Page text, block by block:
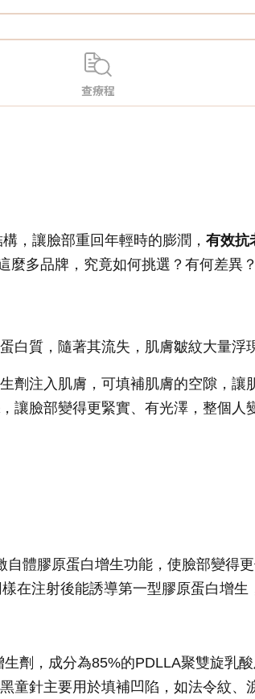
查療程
，讓臉部重回年輕時的膨潤， 有效抗
麼多品牌，究竟如何挑選？有何差異
白質，隨著其流失，肌膚皺紋大量浮
劑注入肌膚，可填補肌膚的空隙，讓
，讓臉部變得更緊實、有光澤，整個人
體膠原蛋白增生功能，使臉部變得
在注射後能誘導第一型膠原蛋白增生
劑，成分為85%的PDLLA聚雙旋乳
童針主要用於填補凹陷，如法令紋